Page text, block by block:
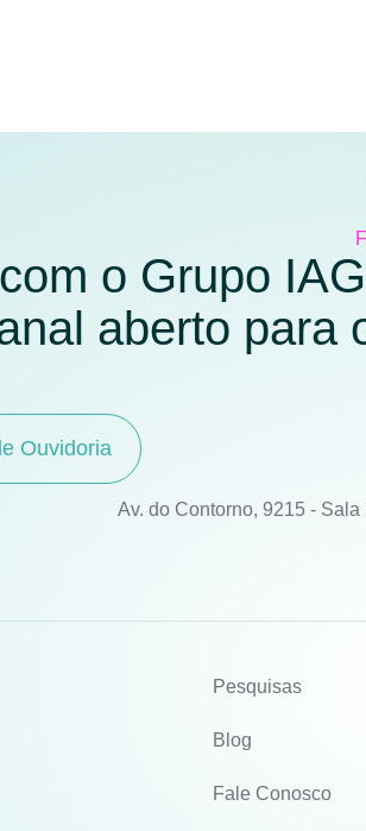
o Grupo
aberto para
Ouvidoria
Av. do Contorno, 9215 -
Pesquisas
Blog
Fale Conosco